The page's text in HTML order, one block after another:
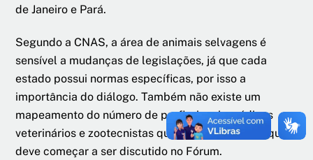
de Janeiro e Pará.
Segundo a CNAS, a área de animais selvagens é
sensível a mudanças de legislações, já que cada
estado possui normas específicas, por isso a
importância do diálogo. Também não existe um
mapeamento do número de profissionais médicos
veterinários e zootecnistas que atuam na área, o que
deve começar a ser discutido no Fórum.